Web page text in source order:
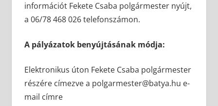
információt Fekete Csaba polgármester nyújt,
a 06/78 468 026 telefonszámon.
A pályázatok benyújtásának módja:
Elektronikus úton Fekete Csaba polgármester
részére címezve a polgarmester@batya.hu e-
mail címre